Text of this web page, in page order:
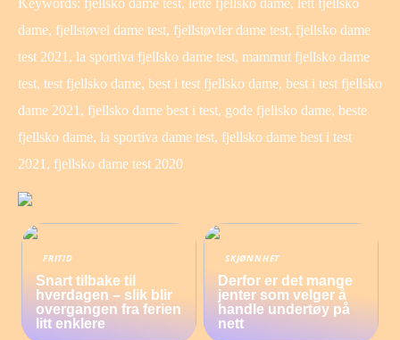
Keywords: fjellsko dame test, lette fjellsko dame, lett fjellsko
dame, fjellstøvel dame test, fjellstøvler dame test, fjellsko dame
test 2021, la sportiva fjellsko dame test, mammut fjellsko dame
test, test fjellsko dame, best i test fjellsko dame, best i test fjellsko
dame 2021, fjellsko dame best i test, gode fjellsko dame, beste
fjellsko dame, la sportiva dame test, fjellsko dame best i test
2021, fjellsko dame test 2020
FRITID
Snart tilbake til
hverdagen – slik blir
overgangen fra ferien
litt enklere
SKJØNNHET
Derfor er det mange
jenter som velger å
handle undertøy på
nett